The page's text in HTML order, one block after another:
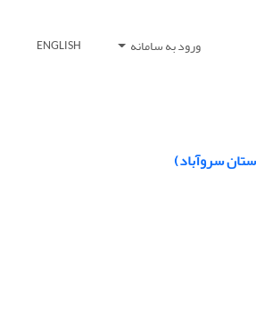
ورود به سامانه ENGLISH
سروآباد)